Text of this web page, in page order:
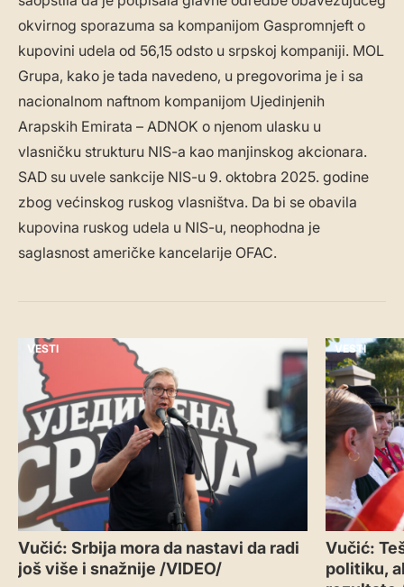
okvirnog sporazuma sa kompanijom Gaspromnjeft o
kupovini udela od 56,15 odsto u srpskoj kompaniji. MOL
Grupa, kako je tada navedeno, u pregovorima je i sa
nacionalnom naftnom kompanijom Ujedinjenih
Arapskih Emirata – ADNOK o njenom ulasku u
vlasničku strukturu NIS-a kao manjinskog akcionara.
SAD su uvele sankcije NIS-u 9. oktobra 2025. godine
zbog većinskog ruskog vlasništva. Da bi se obavila
kupovina ruskog udela u NIS-u, neophodna je
saglasnost američke kancelarije OFAC.
VESTI
Vučić: Srbija mora da nastavi da radi
još više i snažnije /VIDEO/
VESTI
Vučić:
politiku,